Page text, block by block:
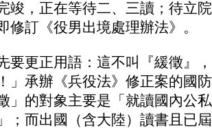
竣，正在等待二、三讀；待立
修訂《役男出境處理辦法》。
要更正用語：這不叫『緩徵』
」承辦《兵役法》修正案的國
」的對象主要是「就讀國內公
；而出國（含大陸）讀書且已